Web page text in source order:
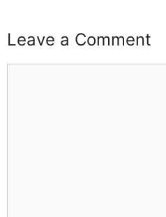
Leave a Comment